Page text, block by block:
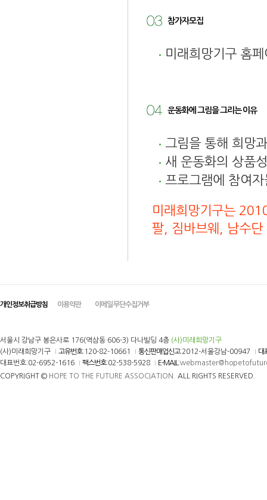
참가자모집
미래희망기구 홈
운동화에 그림을 그리는 이유
그림을 통해 희망
새 운동화의 상품
프로그램에 참여
미래희망기구는
팔, 짐바브웨, 남수단
개인정보취급방침 이용약관 이메일 무단수집거부
서울시 강남구 봉은사로 176(역삼동 606-3) 다나빌딩 4층 (사)미래희망기구
(사)미래희망기구
고유번호:120-82-10661 통신판매업신고:2012-서울강남-00947
대
대표번호:02-6952-1616
팩스번호:02-538-5928 E-MAIL :
COPYRIGHT © HOPE TO THE FUTURE ASSOCIATION. ALL RIGHTS RESERVED.